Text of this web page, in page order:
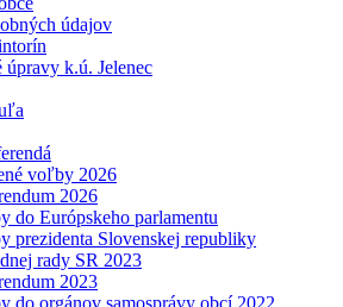
údajov
úpravy k.ú. Jelenec
voľby 2026
2026
do Európskeho parlamentu
prezidenta Slovenskej republiky
rady SR 2023
2023
do orgánov samosprávy obcí 2022